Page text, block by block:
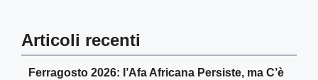
Articoli recenti
Ferragosto 2026: l’Afa Africana Persiste, ma C’è